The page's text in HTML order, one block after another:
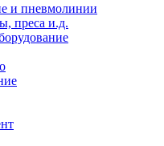
и пневмолинии
преса и.д.